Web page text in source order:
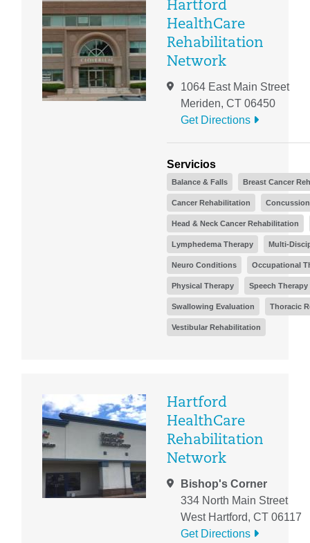
Hartford
HealthCare
Rehabilitation
Network
1064 East Main Street
Meriden, CT 06450
Get Directions
Servicios
Balance & Falls Breast Cancer
Cancer Rehabilitation Concussion
Head & Neck Cancer Rehabilitation
Lymphedema Therapy Multi-
Neuro Conditions Occupational
Physical Therapy Speech
Swallowing Evaluation Thoracic
Vestibular Rehabilitation
Hartford
HealthCare
Rehabilitation
Network
Bishop's Corner
334 North Main Street
West Hartford, CT 06117
Get Directions